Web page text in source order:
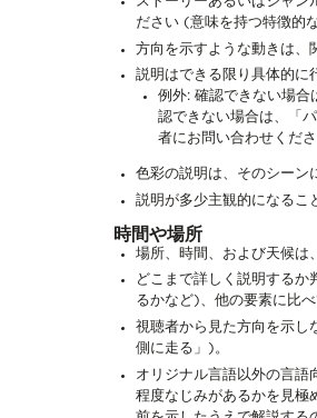
ださい (意味を持つ特徴的
方向を示すような動きは、
説明はできる限り具体的に
例外: 確認できない場合
認できない場合は、「
者にお問い合わせくださ
色彩の説明は、そのシーン
説明が多少主観的になるこ
時間や場所
場所、時間、および天候は
どこまで詳しく説明する
るかなど)、他の要素に比
視聴者から見た方向を示し
側に走る」)。
オリジナル言語以外の言語
程度なじみがあるかを見極